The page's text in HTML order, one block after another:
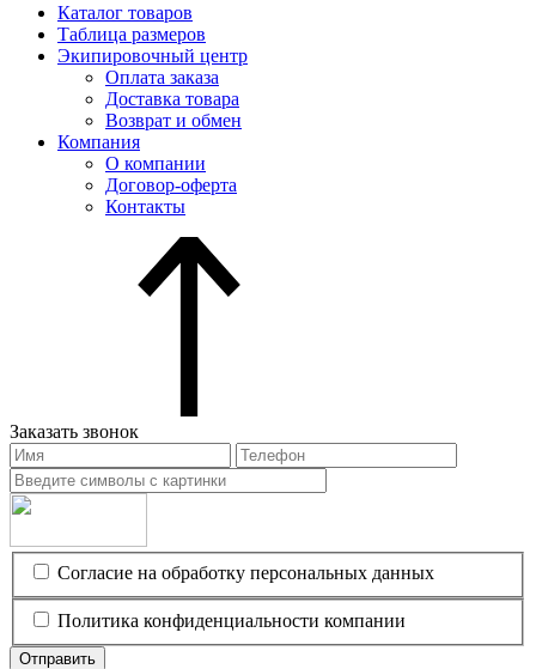
Каталог товаров
Таблица размеров
Экипировочный центр
Оплата заказа
Доставка товара
Возврат и обмен
Компания
О компании
Договор-оферта
Контакты
Заказать звонок
Согласие на обработку персональных данных
Политика конфиденциальности компании
Отправить